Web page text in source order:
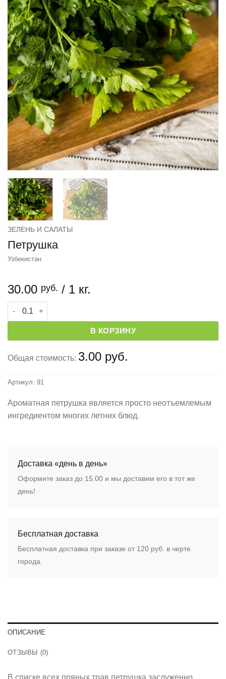
ЗЕЛЕНЬ И САЛАТЫ
Петрушка
Узбекистан
30.00 руб. / 1 кг.
Количество товара Петрушка
В КОРЗИНУ
Общая стоимость: 3.00 руб.
Артикул: 91
Ароматная петрушка является просто неотъемлемым
ингредиентом многих летних блюд.
Доставка «день в день»
Оформите заказ до 15.00 и мы доставим его в тот же
день!
Бесплатная доставка
Бесплатная доставка при заказе от 120 руб. в черте
города.
ОПИСАНИЕ
ОТЗЫВЫ (0)